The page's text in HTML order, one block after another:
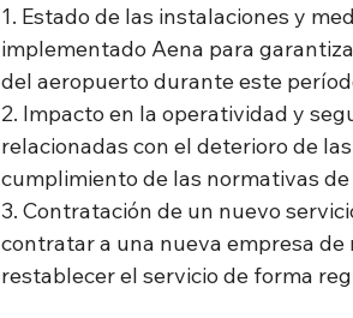
1. Estado de las instalaciones y
implementado Aena para
del aeropuerto durante este
2. Impacto en la operatividad y
relacionadas con el deterioro de
cumplimiento de las normativas
3. Contratación de un nuevo
contratar a una nueva empresa
restablecer el servicio de forma